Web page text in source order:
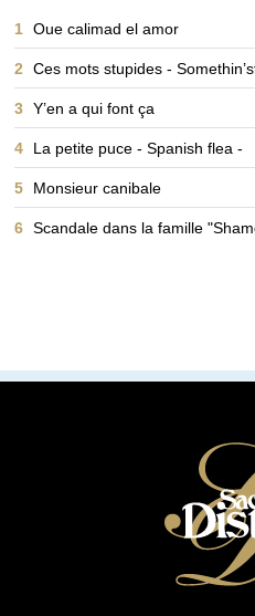
1 Oue calimad el amor
2 Ces mots stupides -
3 Y’en a qui font ça
4 La petite puce - Spanish flea -
5 Monsieur canibale
6 Scandale dans la famille